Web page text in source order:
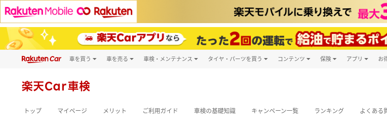
車を買う
新車
車を売る 車検・メンテナンス タイヤ・パーツを買う コンテンツ 保険 アプリ お
楽天Car車検
トップ マイページ メリット ご利用ガイド 車検の基礎知識 キャンペーン一覧 ランキング よくある